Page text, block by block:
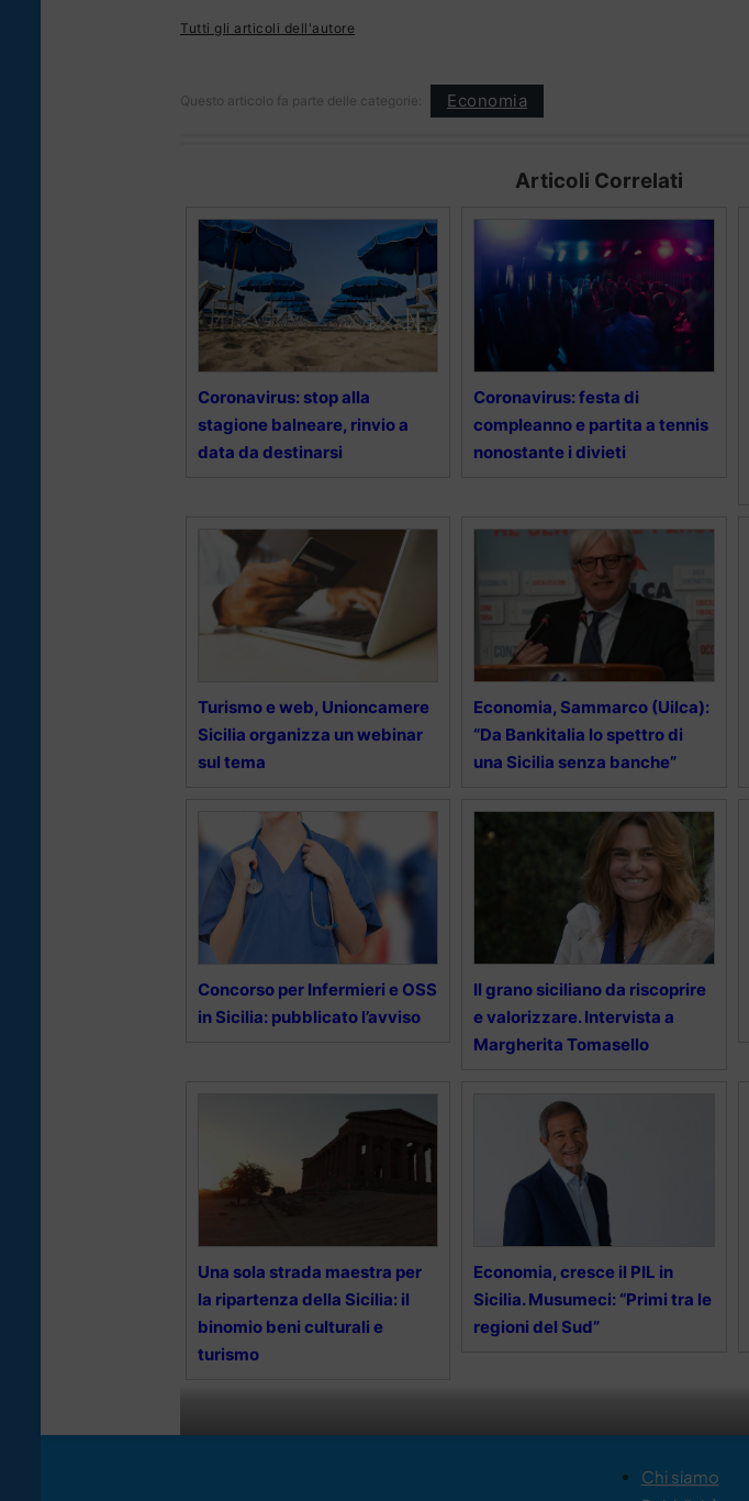
Tutti gli articoli dell'autore
Questo articolo fa parte delle categorie: Economia
Articoli Correlati
Coronavirus: stop alla
stagione balneare, rinvio a
data da destinarsi
Coronavirus: festa di
compleanno e partita a tennis
nonostante i divieti
Turismo e web, Unioncamere
Sicilia organizza un webinar
sul tema
Economia, Sammarco (Uilca):
“Da Bankitalia lo spettro di
una Sicilia senza banche”
Concorso per Infermieri e OSS
in Sicilia: pubblicato l’avviso
Il grano siciliano da riscoprire
e valorizzare. Intervista a
Margherita Tomasello
Una sola strada maestra per
la ripartenza della Sicilia: il
binomio beni culturali e
turismo
Economia, cresce il PIL in
Sicilia. Musumeci: “Primi tra le
regioni del Sud”
Chi siamo